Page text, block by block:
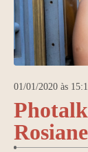
01/01/2020 às